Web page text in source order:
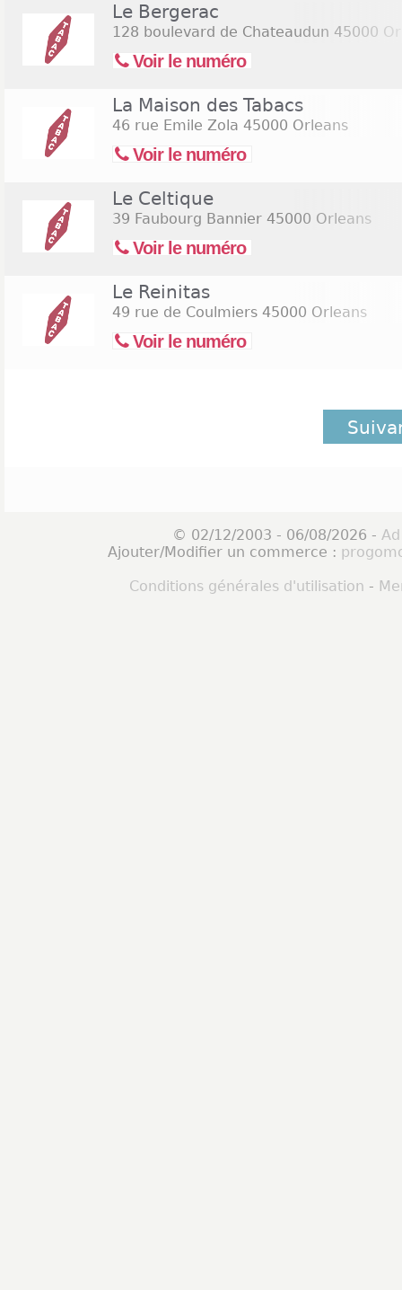
Le Bergerac
128 boulevard de Chateaudun 45000
Voir le numéro
La Maison des Tabacs
46 rue Emile Zola 45000 Orleans
Voir le numéro
Le Celtique
39 Faubourg Bannier 45000 Orleans
Voir le numéro
Le Reinitas
49 rue de Coulmiers 45000 Orleans
Voir le numéro
© 02/12/2003 - 06/08/2026 -
Ajouter/Modifier un commerce :
Conditions générales d'utilisation -